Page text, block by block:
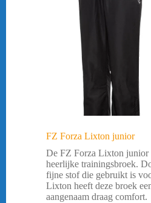
FZ Forza Lixton junior
De FZ Forza Lixton junior
heerlijke trainingsbroek.
fijne stof die gebruikt is
Lixton heeft deze broek
aangenaam draag comfort.